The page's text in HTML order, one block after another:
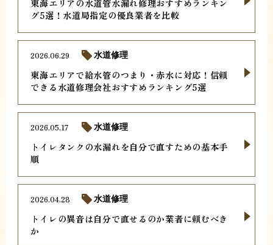
東海エリアの水道管水漏れ修理おすすめランキン
グ5選！水道局指定の優良業者を比較
東海エリアで給水管のつまり・赤水に対応！信頼
できる水道修理会社おすすめランキング5選
2026.06.29 水道修理
トイレタンクの水漏れを自分で直すための基本手
順
2026.05.17 水道修理
トイレの異音は自分で直せるのか業者に頼むべき
か
2026.04.28 水道修理